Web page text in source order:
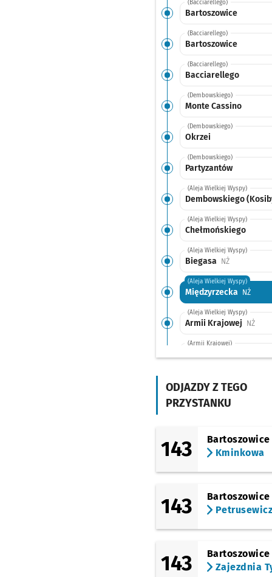
(Bacciarellego)
Bartoszowice
(Bacciarellego)
Bartoszowice
(Bacciarellego)
Bacciarellego
(Dembowskiego)
Monte Cassino
(Dembowskiego)
Okrzei
(Dembowskiego)
Partyzantów
(Aleja Wielkiej Wyspy)
Dembowskiego
(Aleja Wielkiej Wyspy)
Chełmońskiego
(Aleja Wielkiej Wyspy)
Biegasa NŻPrzystanek
(Aleja Wielkiej Wyspy)
Międzyrzecka NŻ
(Aleja Wielkiej Wyspy)
Armii Krajowej NŻ
(Armii Krajowej)
(Tarnogajska)
(Armii Krajowej)
Armii Krajowej
Park Wschodni NŻ
Karwińska (Dawna
(Opolska)
Księże Małe
ODJAZDY Z TEGO
PRZYSTANKU
143
Bartoszowice
Kminkowa
143
Bartoszowice
143
Bartoszowice
Zajezdnia